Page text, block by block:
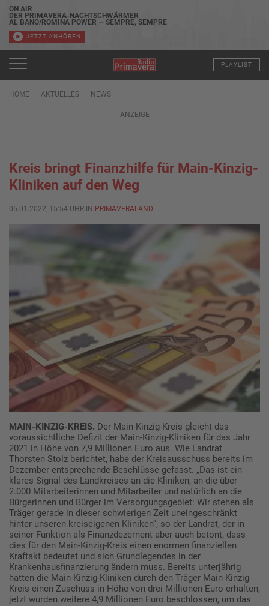
ON AIR
DER PRIMAVERA-NACHTSCHWÄRMER
AL BANO/ROMINA POWER — SEMPRE, SEMPRE
JETZT ANHÖREN
PLAYLIST
HOME AKTUELLES NEWS
ANZEIGE
Kreis bringt Finanzhilfe für Main-Kinzig-
Kliniken auf den Weg
05.01.2022, 15:54 UHR IN PRIMAVERALAND
MAIN-KINZIG-KREIS. Der Main-Kinzig-Kreis gleicht das
voraussichtliche Defizit der Main-Kinzig-Kliniken für das Jahr
2021 in Höhe von 7,9 Millionen Euro aus. Wie Landrat
Thorsten Stolz berichtet, habe der Kreisausschuss bereits im
Dezember entsprechende Beschlüsse gefasst. „Das ist ein
klares Signal des Landkreises an die Kliniken, an die über
2.000 Mitarbeiterinnen und Mitarbeiter und natürlich an die
Bürgerinnen und Bürger im Versorgungsgebiet: Wir stehen als
Träger gerade in dieser schwierigen Zeit uneingeschränkt
hinter unseren kreiseigenen Kliniken“, so der Landrat, der in
seiner Funktion als Finanzdezernent aber auch betont, dass
dies für den Main-Kinzig-Kreis einen enormen finanziellen
Kraftakt bedeutet und sich Grundlegendes in der
Krankenhausfinanzierung ändern muss. Bereits unterjährig
hatten die Main-Kinzig-Kliniken durch den Träger Main-Kinzig-
Kreis einen Zuschuss in Höhe von drei Millionen Euro erhalten,
jetzt wurden weitere 4,9 Millionen Euro beschlossen, um das